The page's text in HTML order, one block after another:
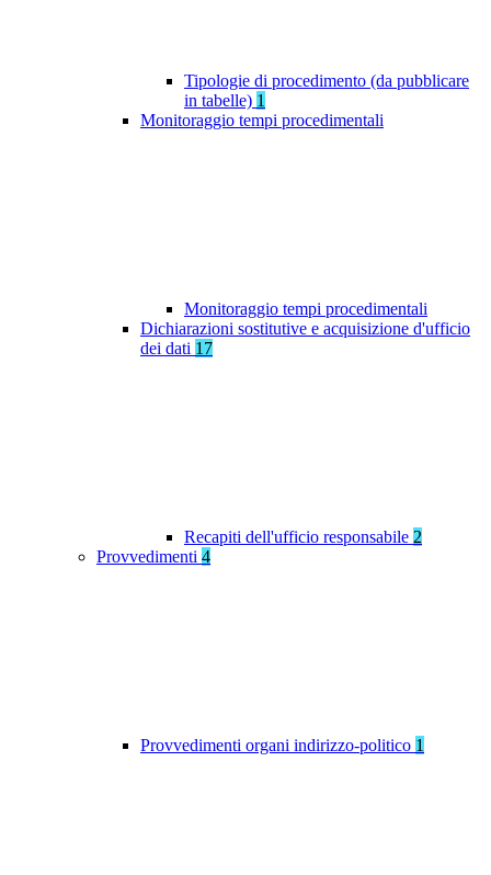
Tipologie di procedimento (da pubblicare
in tabelle) 1
Monitoraggio tempi procedimentali
Monitoraggio tempi procedimentali
Dichiarazioni sostitutive e acquisizione d'ufficio
dei dati 17
Recapiti dell'ufficio responsabile 2
Provvedimenti 4
Provvedimenti organi indirizzo-politico 1